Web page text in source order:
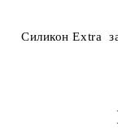
Силикон Extra